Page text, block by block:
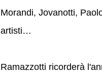
Morandi, Jovanotti,
artisti…
Ramazzotti ricorderà